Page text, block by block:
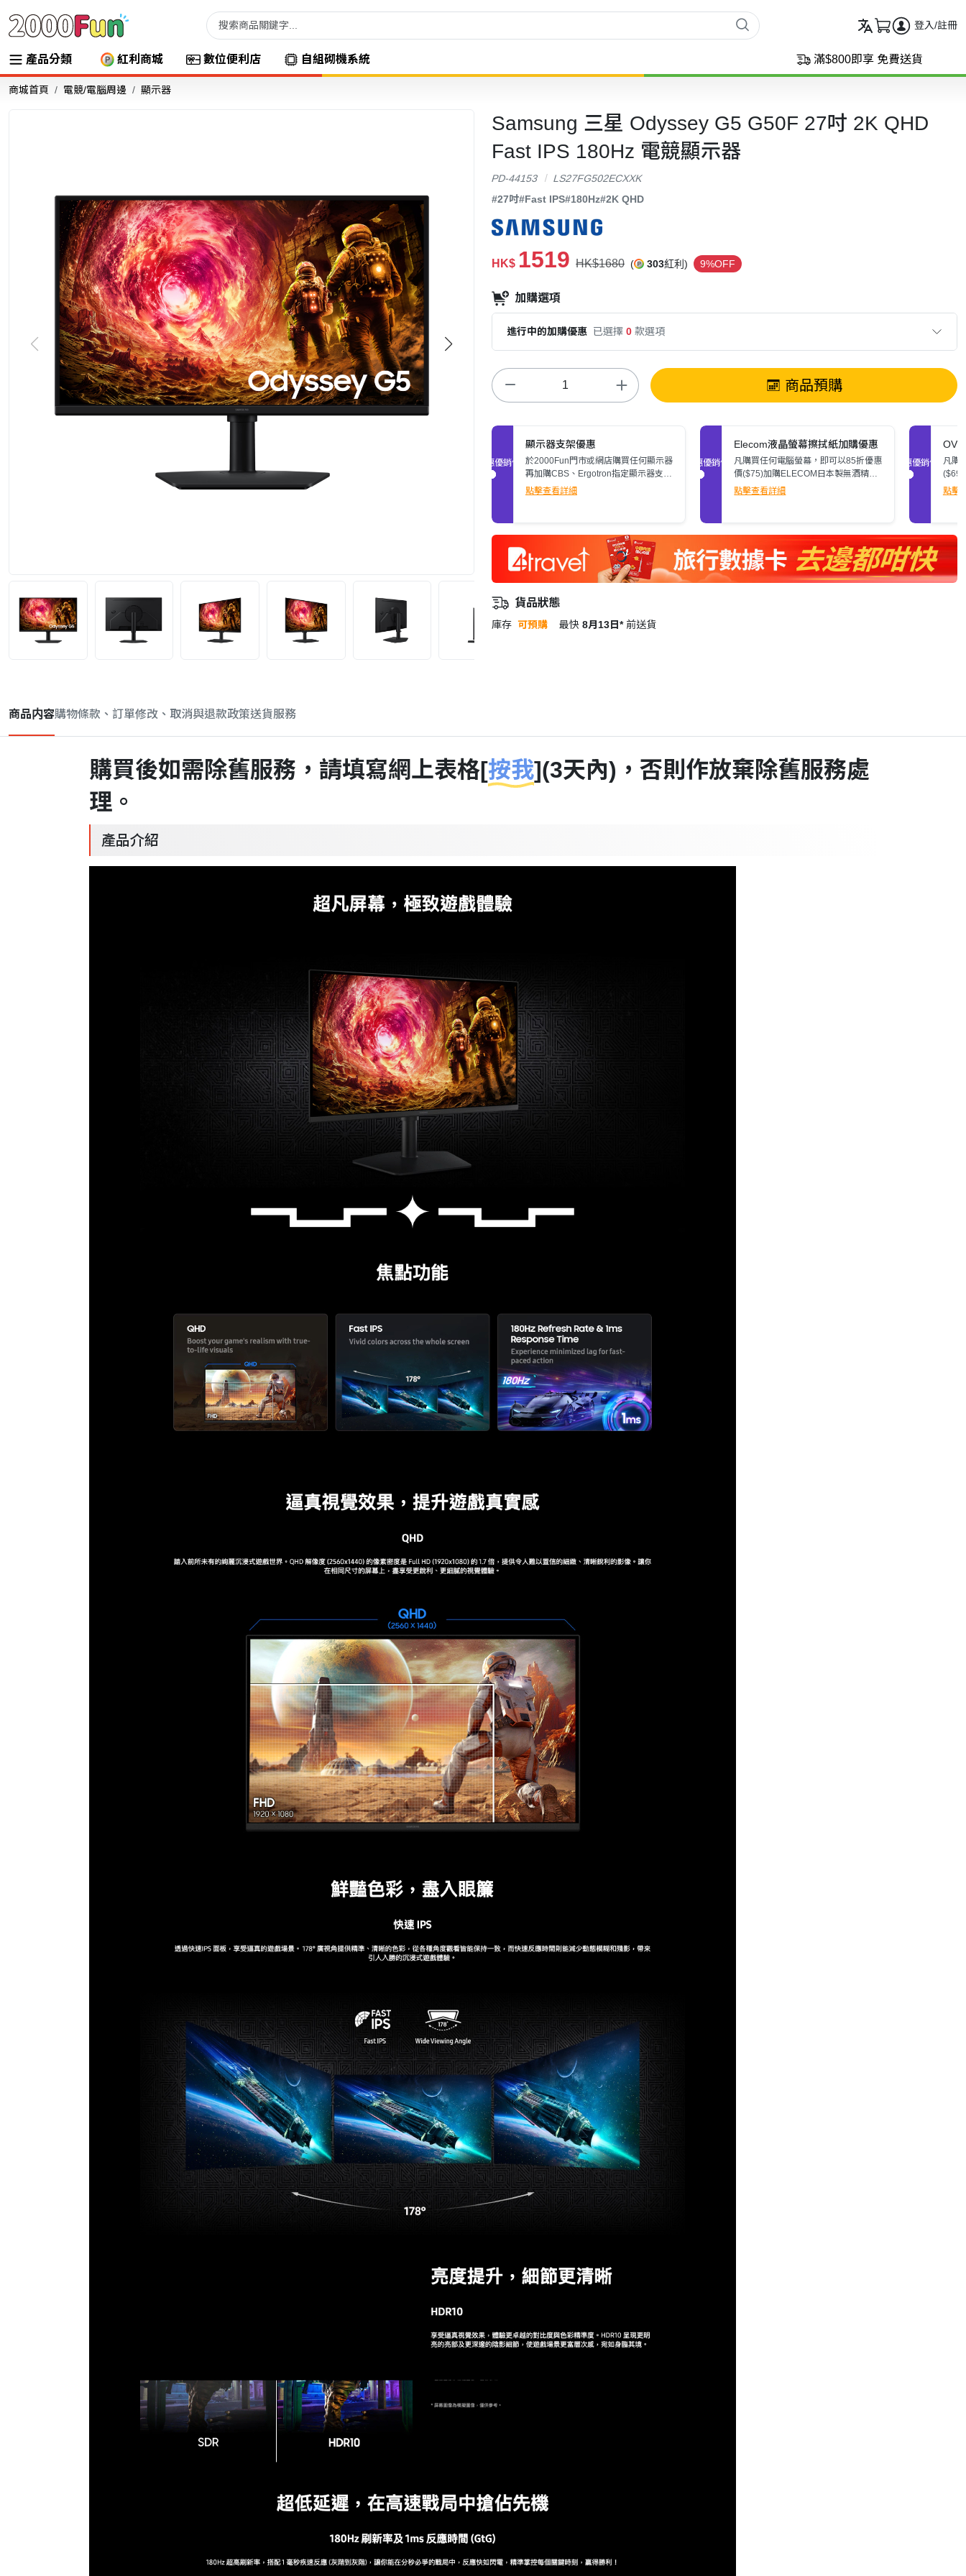
登入/註冊
產品分類 紅利商城 數位便利店 自組砌機系統 滿$800即享 免費送貨
商城首頁 電競/電腦周邊 顯示器
Samsung 三星 Odyssey G5 G50F 27吋 2K QHD
Fast IPS 180Hz 電競顯示器
PD-44153
LS27FG502ECXXK
#27吋#Fast IPS#180Hz#2K QHD
HK$ 1519 HK$1680 ( 303紅利) 9%OFF
加購選項
進行中的加購優惠 已選擇 0 款選項
商品預購
促銷優惠
顯示器支架優惠
於2000Fun門市或網店購買任何顯示器
再加購CBS、Ergotron指定顯示器支
架，即可額外減多$200。立即了解詳
點擊查看詳細
促銷優惠
Elecom液晶螢幕擦拭紙加購優惠
凡購買任何電腦螢幕，即可以85折優惠
價($75)加購ELECOM日本製無酒精液
晶螢幕擦拭紙(80張)。
點擊查看詳細
促銷優惠
凡購
($69/
潔消
點擊
貨品狀態
庫存 可預購 最快 8月13日* 前送貨
商品内容購物條款、訂單修改、取消與退款政策送貨服務
購買後如需除舊服務，請填寫網上表格[按我](3天內)，否則作放棄除舊服務處
理。
產品介紹